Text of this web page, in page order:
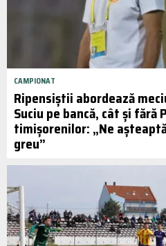
CAMPIONAT
Ripensiștii abordează
Suciu pe bancă, cât și fără
timișorenilor: „Ne
greu”